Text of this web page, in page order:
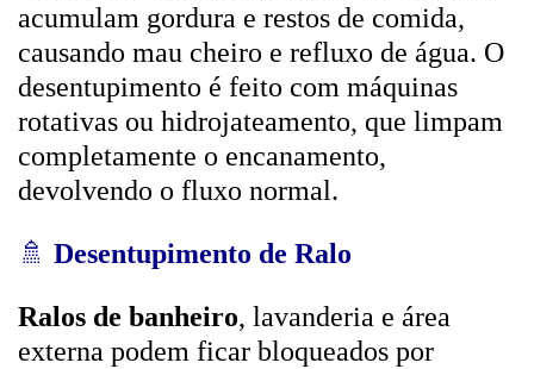
acumulam gordura e restos de comida,
causando mau cheiro e refluxo de água. O
desentupimento é feito com máquinas
rotativas ou hidrojateamento, que limpam
completamente o encanamento,
devolvendo o fluxo normal.
🚿 Desentupimento de Ralo
Ralos de banheiro, lavanderia e área
externa podem ficar bloqueados por